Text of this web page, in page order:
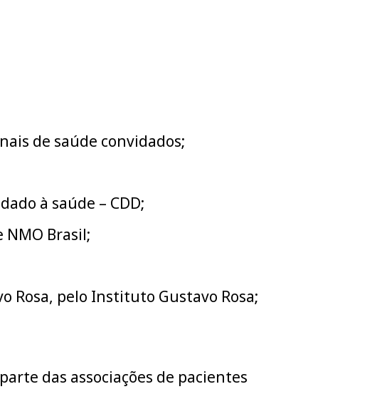
de saúde convidados;
à saúde – CDD;
NMO Brasil;
Rosa, pelo Instituto Gustavo Rosa;
das associações de pacientes